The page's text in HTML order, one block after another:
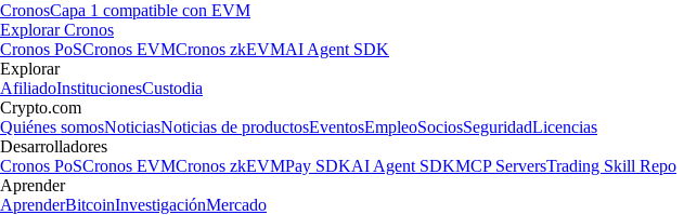
CronosCapa 1 compatible con EVM
Explorar Cronos
Cronos PoSCronos EVMCronos zkEVMAI Agent SDK
Explorar
AfiliadoInstitucionesCustodia
Crypto.com
Quiénes somosNoticiasNoticias de productosEventosEmpleoSociosSeguridadLicencias
Desarrolladores
Cronos PoSCronos EVMCronos zkEVMPay SDKAI Agent SDKMCP ServersTrading Skill Repo
Aprender
AprenderBitcoinInvestigaciónMercado